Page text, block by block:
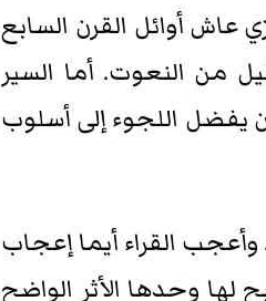
عاش أوائل القرن السابع
من النعوت. أما السير
يفضل اللجوء إلى أسلوب
النثر كليهما. وأعجب القراء أيما إعجاب
وحدها الأثر الواضح